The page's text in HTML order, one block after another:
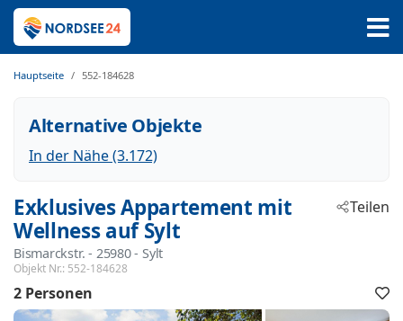
Hauptseite 552-184628
Alternative Objekte
In der Nähe (3.172)
Exklusives Appartement mit
Wellness auf Sylt
Bismarckstr. - 25980 - Sylt
Objekt Nr.: 552-184628
Teilen
2 Personen